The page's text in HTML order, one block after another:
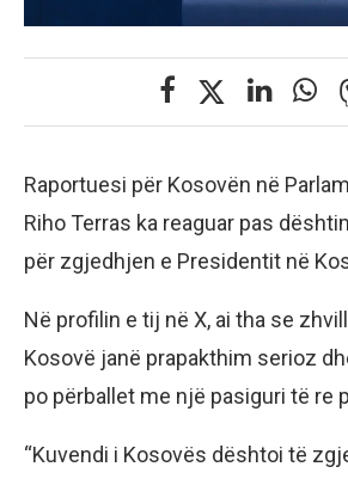
Raportuesi për Kosovën në
Riho Terras ka reaguar pas
për zgjedhjen e Presidentit në
Në profilin e tij në X, ai tha se
Kosovë janë prapakthim serioz
po përballet me një pasiguri të re
“Kuvendi i Kosovës dështoi të